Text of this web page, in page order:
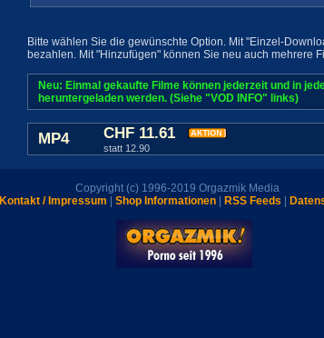
Bitte wählen Sie die gewünschte Option. Mit "Einzel-
bezahlen. Mit "Hinzufügen" können Sie neu auch mehrere
Neu: Einmal gekaufte Filme können jederzeit und in
heruntergeladen werden. (Siehe "VOD INFO" links)
MP4 CHF 11.61
statt 12.90
Copyright (c) 1996-2019 Orgazmik Media
Kontakt / Impressum
Shop Informationen RSS Feeds